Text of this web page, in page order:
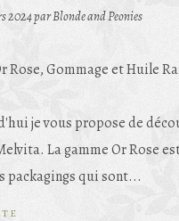
2024par Blonde and Peonies
je vous propose de
La gamme Or Rose
packagings qui sont...